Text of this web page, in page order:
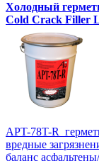
Холодный
Cold Crack Filler
APT-78T-R
вредные
баланс